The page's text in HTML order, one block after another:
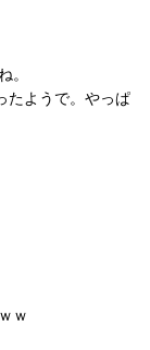
たようで。やっぱ
ｗ